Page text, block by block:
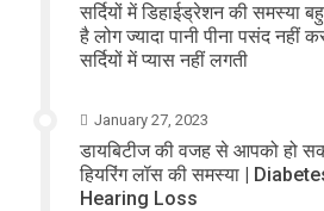
सर्दियों में डिहाईड्रेशन की समस्या
है लोग ज्यादा पानी पीना पसंद नहीं
सर्दियों में प्यास नहीं लगती
January 27, 2023
डायबिटीज की वजह से आपको हो
हियरिंग लॉस की समस्या |
Hearing Loss